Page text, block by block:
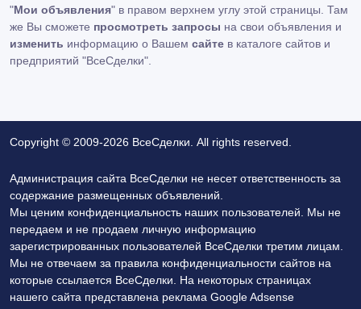
"Мои объявления" в правом верхнем углу этой страницы. Там
же Вы сможете просмотреть запросы на свои объявления и
изменить информацию о Вашем сайте в каталоге сайтов и
предприятий "ВсеСделки".
Copyright © 2009-2026 ВсеСделки. All rights reserved.
Администрация сайта ВсеСделки не несет ответственность за
содержание размещенных объявлений.
Мы ценим конфиденциальность наших пользователей. Мы не
передаем и не продаем личную информацию
зарегистрированных пользователей ВсеСделки третим лицам.
Мы не отвечаем за правила конфиденциальности сайтов на
которые ссылается ВсеСделки. На некоторых страницах
нашего сайта представлена реклама Google Adsense